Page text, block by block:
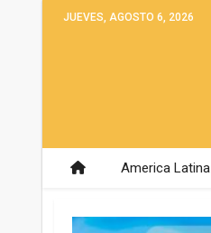
JUEVES, AGOSTO 6, 2026
America Latina